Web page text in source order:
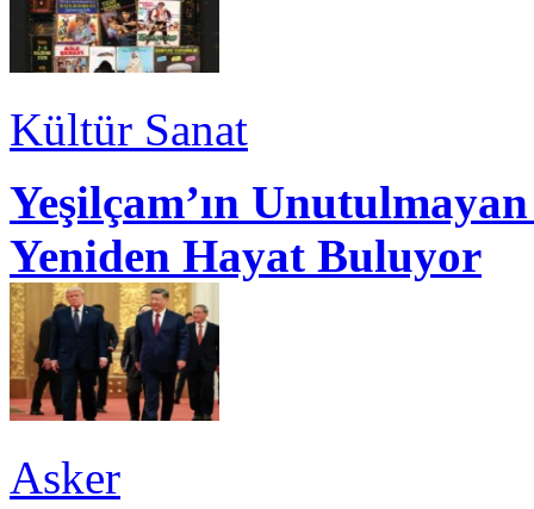
Kültür Sanat
Yeşilçam’ın
Yeniden Hayat Buluyor
Asker